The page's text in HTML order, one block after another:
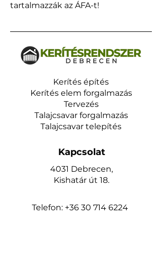
tartalmazzák az ÁFA-t!
Kerítés építés
Kerítés elem forgalmazás
Tervezés
Talajcsavar forgalmazás
Talajcsavar telepítés
Kapcsolat
4031 Debrecen,
Kishatár út 18.
Telefon: +36 30 714 6224